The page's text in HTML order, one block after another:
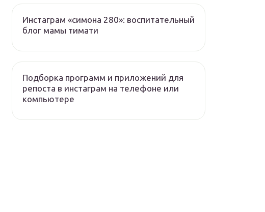
Инстаграм «симона 280»: воспитательный
блог мамы тимати
Подборка программ и приложений для
репоста в инстаграм на телефоне или
компьютере